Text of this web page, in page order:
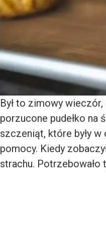
Był to zimowy wieczór,
porzucone pudełko na
szczeniąt, które były
pomocy. Kiedy
strachu. Potrzebowało